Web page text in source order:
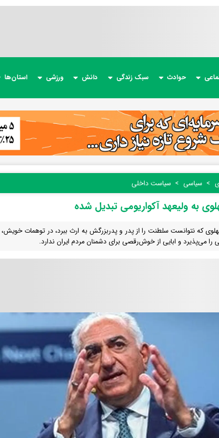
حوادث سبک زندگی دانش ورزشی استان‌ها
سیاسی سیاست داخلی
به ولیعهد آکواریومی تبدیل شده
که نتوانست سلطنت را از پدر و پدربزرگش به ارث ببرد، در توهمات
را می‌پذیرد و ابایی از خوش‌رقصی برای دشمنان مردم ایران ندارد.